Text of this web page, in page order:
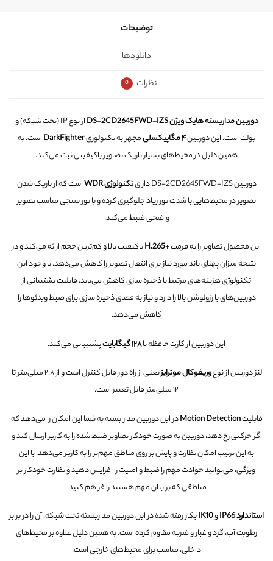
توضیحات
دانلودها
نظرات
0
دوربین مداربستههایک ویژن DS-2CD2645FWD-IZS
از نوع IP (تحت شبکه) و
بولت است. این دوربین۴ مگاپیکسلی مجهز به تکنولوژیDarkFighterاست. به
همین دلیل در محیط‌های بسیار تاریک تصاویر باکیفیتی ثبتمی‌کند.
دوربین DS-2CD2645FWD-IZS دارای تکنولوژی WDR
است که از تاریک شدن
تصویر در محیط‌هایی با شدت نور زیاد جلوگیری کرده و با نور سنجی مناسب تصویر
واضحی ضبط می‌کند.
این محصول تصاویر را به فرمت+H.265
باکیفیت بالا و کم‌ترین حجم ارائه می‌کند و در
نتیجه میزان پهنای باند مورد نیاز برای انتقال تصویر را کاهش می‌دهد. با وجود این
تکنولوژی هزینه‌های مرتبط با ذخیره سازی کاهش می‌یابد. قابلیت پشتیبانی از
دوربین‌های با رزولوشن بالا را دارد و نیاز به فضای ذخیره سازی برای ضبط ویدئوها را
کاهش می‌دهد.
این دوربین از کارت حافظه تا۱۲۸ گیگابایت پشتیبانی می‌کند.
لنز دوربین از نوعوریفوکال موترایز
یعنی از راه دور قابل کنترل است و از ۲.۸ میلی‌متر تا
۱۲ میلی‌متر قابل تغییر است.
قابلیتMotion Detectionدر این دوربین مدار بسته به شما این امکان را می‌دهد که
اگر حرکتی رخ دهد، دوربین به صورت خودکار تصاویر ضبط شده را به کاربر ارسال کند و
به این ترتیب امکان نظارت و پایش بر روی مناطق مهم‌تر را به کاربر می‌دهد. با این
ویژگی، می‌توانید حوادث مهم را ضبط و امنیت را افزایش دهید و نظارت خودکار بر
مناطقی که برایتان مهم هستند را فراهم کنید.
استاندارد IP66 و
بکار رفته شده در این دوربین مداربسته تحت شبکه، آن را در برابر
رطوبت آب، گرد و غبار و ضربه مقاوم کرده است. به همین دلیل علاوه بر محیط‌های
داخلی، مناسب برای محیط‌های خارجی است.